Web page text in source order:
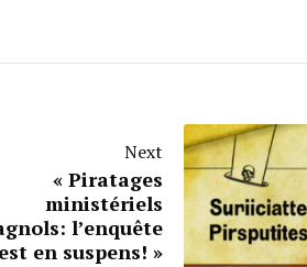
Next
« Piratages
ministériels
l’enquête
est en suspens! »